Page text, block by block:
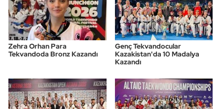
Zehra Orhan Para
Tekvandoda Bronz Kazandı
Genç Tekvandocular
Kazakistan'da 10 Madalya
Kazandı